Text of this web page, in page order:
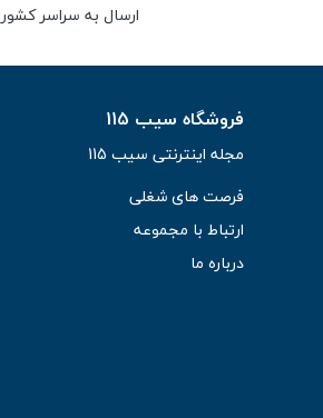
ارسال به سراسر کشور
فروشگاه سیب 115
مجله اینترنتی سیب 115
فرصت های شغلی
ارتباط با مجموعه
درباره ما